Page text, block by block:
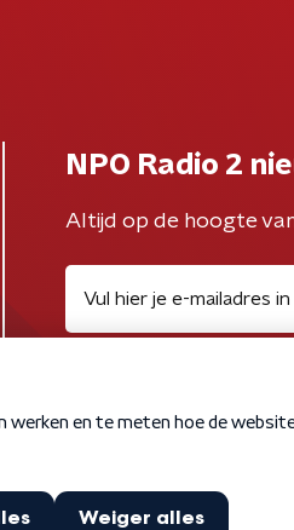
NPO Radio 2
Altijd op de hoogte